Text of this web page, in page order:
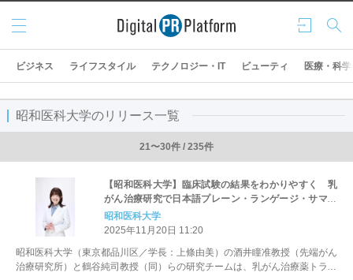
ログ
イン
検索
メニ
ュー
ビジネス ライフスタイル テクノロジー・IT ビューティ 医療・科学
昭和医科大学のリリース一覧
21〜30件 / 235件
【昭和医科大学】臨床試験の結果をわかりやすく 乳
がん治療研究で日本語プレーン・ランゲージ・サマリ
ーを公開
昭和医科大学
2025年11月20日 11:20
昭和医科大学（東京都品川区／学長：上條由美）の酒井瞳准教授（先端がん
治療研究所）と鶴谷純司教授（同）らの研究チームは、乳がん治療薬トラス